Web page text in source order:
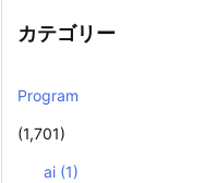
カテゴリー
Program
(1,701)
ai (1)